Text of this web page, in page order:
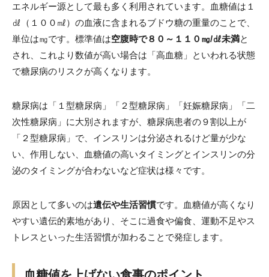
エネルギー源として最も多く利用されています。血糖値は１
㎗（１００㎖）の血液に含まれるブドウ糖の重量のことで、
単位は㎎です。標準値は空腹時で８０～１１０㎎/㎗未満と
され、これより数値が高い場合は「高血糖」といわれる状態
で糖尿病のリスクが高くなります。
糖尿病は「１型糖尿病」「２型糖尿病」「妊娠糖尿病」「二
次性糖尿病」に大別されますが、糖尿病患者の９割以上が
「２型糖尿病」で、インスリンは分泌されるけど量が少な
い、作用しない、血糖値の高いタイミングとインスリンの分
泌のタイミングが合わないなど症状は様々です。
原因として多いのは遺伝や生活習慣です。血糖値が高くなり
やすい遺伝的素地があり、そこに過食や偏食、運動不足やス
トレスといった生活習慣が加わることで発症します。